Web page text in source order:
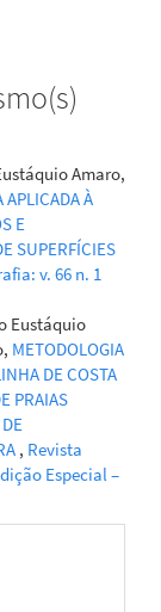
Amaro,
APLICADA À
E
SUPERFÍCIES
v. 66 n. 1
Eustáquio
METODOLOGIA
DE COSTA
PRAIAS
, Revista
Especial –